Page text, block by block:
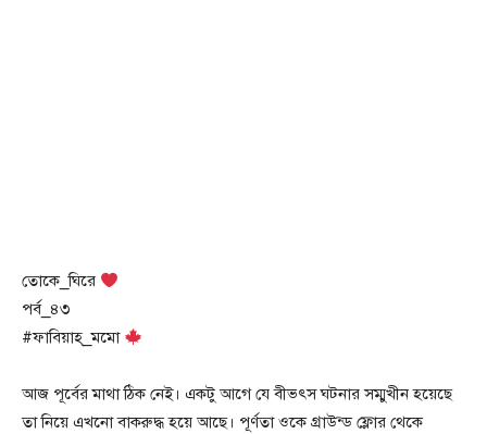
তোকে_ঘিরে
পর্ব_৪৩
#ফাবিয়াহ্_মমো
আজ পূর্বের মাথা ঠিক নেই। একটু আগে যে বীভৎস ঘটনার সম্মুখীন হয়েছে
তা নিয়ে এখনো বাকরুদ্ধ হয়ে আছে। পূর্ণতা ওকে গ্রাউন্ড ফ্লোর থেকে